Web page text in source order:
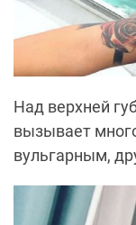
Над верхней
вызывает
вульгарным,